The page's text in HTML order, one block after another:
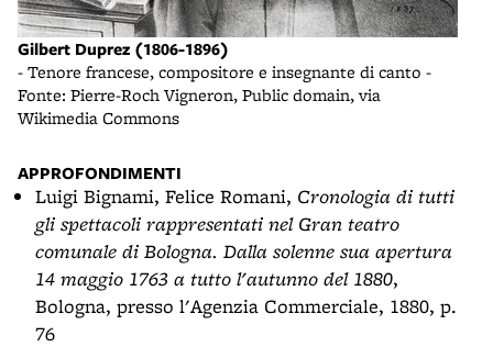
Gilbert Duprez (1806-1896)
- Tenore francese, compositore e insegnante di canto -
Fonte: Pierre-Roch Vigneron, Public domain, via
Wikimedia Commons
APPROFONDIMENTI
Luigi Bignami, Felice Romani, Cronologia di tutti
gli spettacoli rappresentati nel Gran teatro
comunale di Bologna. Dalla solenne sua apertura
14 maggio 1763 a tutto l'autunno del 1880,
Bologna, presso l'Agenzia Commerciale, 1880, p.
76